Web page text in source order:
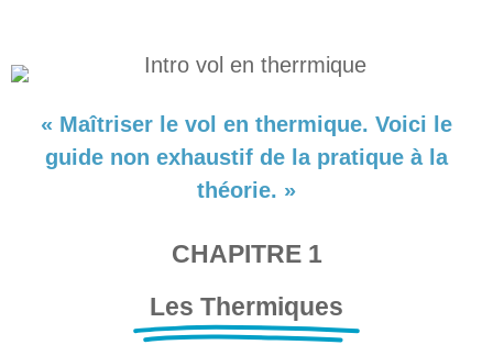
« Maîtriser le vol en thermique. Voici le
guide non exhaustif de la pratique à la
théorie. »
CHAPITRE 1
Les Thermiques